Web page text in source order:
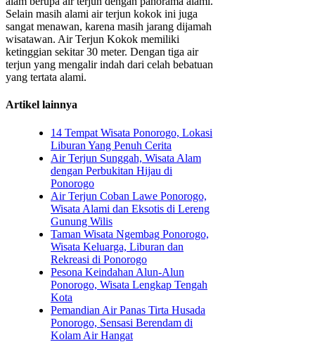
Selain masih alami air terjun kokok ini juga
sangat menawan, karena masih jarang dijamah
wisatawan. Air Terjun Kokok memiliki
ketinggian sekitar 30 meter. Dengan tiga air
terjun yang mengalir indah dari celah bebatuan
yang tertata alami.
Artikel lainnya
14 Tempat Wisata Ponorogo, Lokasi
Liburan Yang Penuh Cerita
Air Terjun Sunggah, Wisata Alam
dengan Perbukitan Hijau di
Ponorogo
Air Terjun Coban Lawe Ponorogo,
Wisata Alami dan Eksotis di Lereng
Gunung Wilis
Taman Wisata Ngembag Ponorogo,
Wisata Keluarga, Liburan dan
Rekreasi di Ponorogo
Pesona Keindahan Alun-Alun
Ponorogo, Wisata Lengkap Tengah
Kota
Pemandian Air Panas Tirta Husada
Ponorogo, Sensasi Berendam di
Kolam Air Hangat